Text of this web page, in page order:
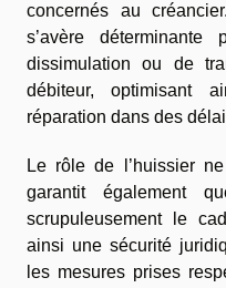
concernés au
s’avère
dissimulation ou de
débiteur, optimisant
réparation dans des
Le rôle de l’huissier
garantit également
scrupuleusement le
ainsi une sécurité
les mesures prises